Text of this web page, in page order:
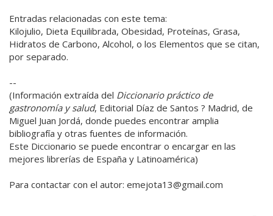
Entradas relacionadas con este tema:
Kilojulio, Dieta Equilibrada, Obesidad, Proteínas, Grasa,
Hidratos de Carbono, Alcohol, o los Elementos que se citan,
por separado.
--
(Información extraída del Diccionario práctico de
gastronomía y salud, Editorial Díaz de Santos ? Madrid, de
Miguel Juan Jordá, donde puedes encontrar amplia
bibliografía y otras fuentes de información.
Este Diccionario se puede encontrar o encargar en las
mejores librerías de España y Latinoamérica)
Para contactar con el autor: emejota13@gmail.com